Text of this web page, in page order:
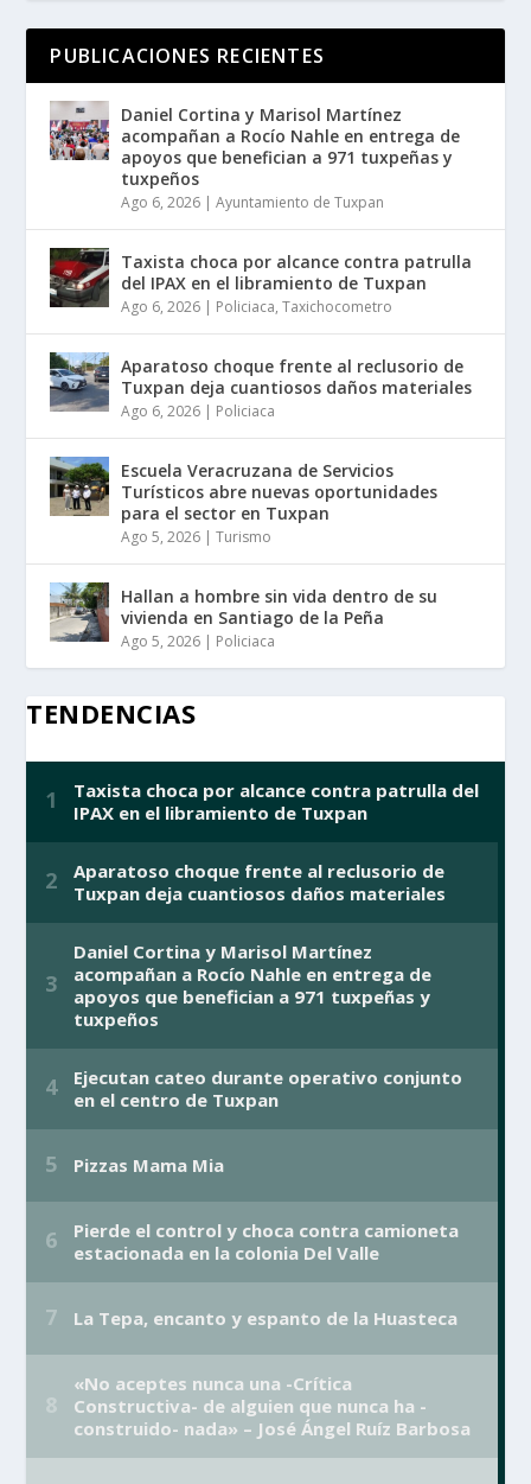
PUBLICACIONES RECIENTES
Daniel Cortina y Marisol Martínez
acompañan a Rocío Nahle en entrega de
apoyos que benefician a 971 tuxpeñas y
tuxpeños
Ago 6, 2026 |Ayuntamiento de Tuxpan
Taxista choca por alcance contra patrulla
del IPAX en el libramiento de Tuxpan
Ago 6, 2026 | Policiaca,Taxichocometro
Aparatoso choque frente al reclusorio de
Tuxpan deja cuantiosos daños materiales
Ago 6, 2026 | Policiaca
Escuela Veracruzana de Servicios
Turísticos abre nuevas oportunidades
para el sector en Tuxpan
Ago 5, 2026 |Turismo
Hallan a hombre sin vida dentro de su
vivienda en Santiago de la Peña
Ago 5, 2026 | Policiaca
TENDENCIAS